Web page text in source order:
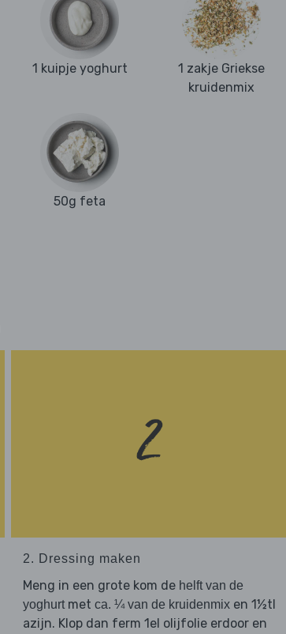
1 kuipje yoghurt
1 zakje Griekse
kruidenmix
50g feta
2. Dressing maken
Meng in een grote kom de helft van de
yoghurtmet ca. ¼ van de kruidenmixen 1½tl
azijn. Klop dan ferm 1el olijfolie erdoor en